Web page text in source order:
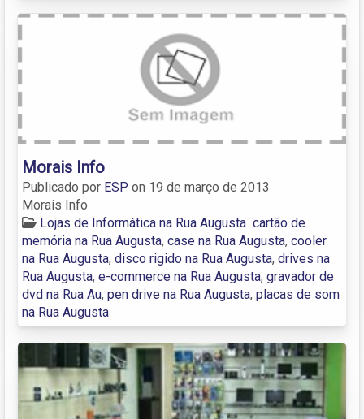
Morais Info
Publicado por ESP on 19 de março de 2013
Morais Info
Lojas de Informática na Rua Augusta cartão de
memória na Rua Augusta, case na Rua Augusta, cooler
na Rua Augusta, disco rigido na Rua Augusta, drives na
Rua Augusta, e-commerce na Rua Augusta, gravador de
dvd na Rua Au, pen drive na Rua Augusta, placas de som
na Rua Augusta